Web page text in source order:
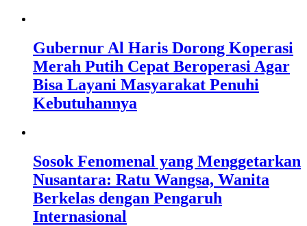
Gubernur Al Haris Dorong Koperasi
Merah Putih Cepat Beroperasi Agar
Bisa Layani Masyarakat Penuhi
Kebutuhannya
Sosok Fenomenal yang Menggetarkan
Nusantara: Ratu Wangsa, Wanita
Berkelas dengan Pengaruh
Internasional